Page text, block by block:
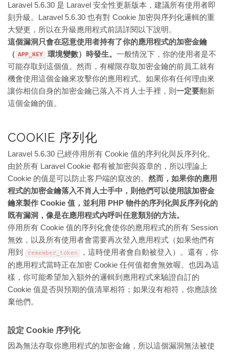
Laravel 5.6.30 是 Laravel 安全性更新版本，建議所有使用者即
刻升級。Laravel 5.6.30 也有對 Cookie 加密與序列化邏輯的重
大變更，所以在升級應用程式前請詳閱以下說明。
這個漏洞只會在惡意使用者持有了你的應用程式的加密金鑰
（ APP_KEY 環境變數）時發生。 一般情況下，你的使用者是不
可能存取到這個值。然而，有權限存取加密金鑰的前員工就有
機會使用這個金鑰來攻擊你的應用程式。如果你有任何理由來
讓你相信自身的加密金鑰已落入不肖人士手裡，則 一定要翻新
這個金鑰的值。
COOKIE 序列化
Laravel 5.6.30 已經停用所有 Cookie 值的序列化與反序列化。
由於所有 Laravel Cookie 都有被加密與簽章的，所以理論上
Cookie 的值是可以防止客戶端的竄改的。 然而，如果你的應用
程式的加密金鑰落入不肖人士手中，則他們可以使用該加密金
鑰來製作 Cookie 值，並利用 PHP 物件的序列化與反序列化的
既有漏洞，像是在應用程式內呼叫任意類別的方法。
停用所有 Cookie 值的序列化會使你的應用程式的所有 Session
無效，以及所有使用者會需要再次登入應用程式（如果他們有
用到
remember_token
，這時使用者會自動被登入）。還有，你
的應用程式當時正在加密 Cookie 任何值都會無效喔。也因為這
樣，你可能希望加入額外的邏輯到應用程式來驗證自訂的
Cookie 值是否與預期的值清單相符；如果沒有相符，你應該捨
棄他們。
設定 Cookie 序列化
因為無法存取你應用程式的加密金鑰，所以這個漏洞無法被使